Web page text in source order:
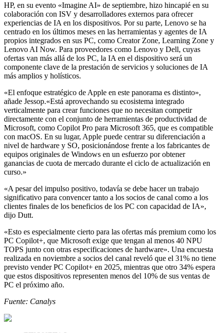
HP, en su evento «Imagine AI» de septiembre, hizo hincapié en su
colaboración con ISV y desarrolladores externos para ofrecer
experiencias de IA en los dispositivos. Por su parte, Lenovo se ha
centrado en los últimos meses en las herramientas y agentes de IA
propios integrados en sus PC, como Creator Zone, Learning Zone y
Lenovo AI Now. Para proveedores como Lenovo y Dell, cuyas
ofertas van más allá de los PC, la IA en el dispositivo será un
componente clave de la prestación de servicios y soluciones de IA
más amplios y holísticos.
«El enfoque estratégico de Apple en este panorama es distinto»,
añade Jessop.«Está aprovechando su ecosistema integrado
verticalmente para crear funciones que no necesitan competir
directamente con el conjunto de herramientas de productividad de
Microsoft, como Copilot Pro para Microsoft 365, que es compatible
con macOS. En su lugar, Apple puede centrar su diferenciación a
nivel de hardware y SO, posicionándose frente a los fabricantes de
equipos originales de Windows en un esfuerzo por obtener
ganancias de cuota de mercado durante el ciclo de actualización en
curso.»
«A pesar del impulso positivo, todavía se debe hacer un trabajo
significativo para convencer tanto a los socios de canal como a los
clientes finales de los beneficios de los PC con capacidad de IA»,
dijo Dutt.
«Esto es especialmente cierto para las ofertas más premium como los
PC Copilot+, que Microsoft exige que tengan al menos 40 NPU
TOPS junto con otras especificaciones de hardware». Una encuesta
realizada en noviembre a socios del canal reveló que el 31% no tiene
previsto vender PC Copilot+ en 2025, mientras que otro 34% espera
que estos dispositivos representen menos del 10% de sus ventas de
PC el próximo año.
Fuente: Canalys